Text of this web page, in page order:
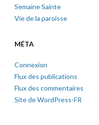
Semaine Sainte
Vie de la paroisse
MÉTA
Connexion
Flux des publications
Flux des commentaires
Site de WordPress-FR